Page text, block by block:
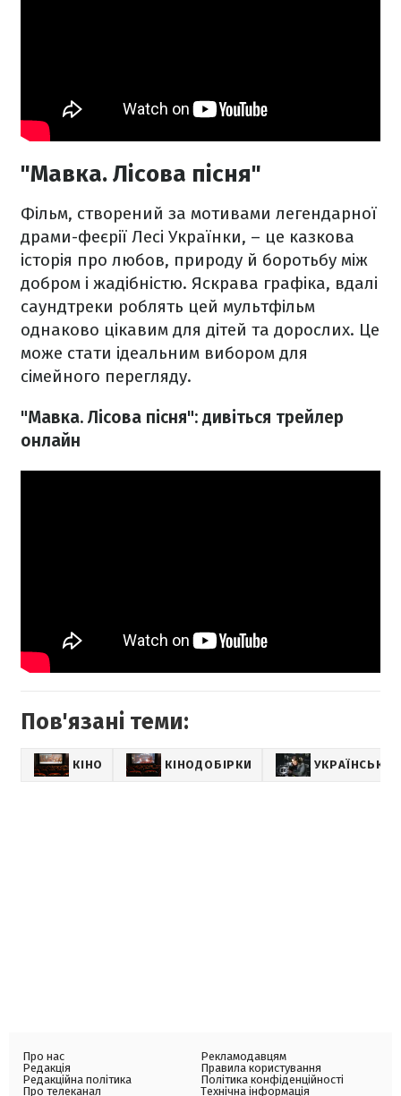
"Мавка. Лісова пісня"
Фільм, створений за мотивами легендарної
драми-феєрії Лесі Українки, – це казкова
історія про любов, природу й боротьбу між
добром і жадібністю. Яскрава графіка, вдалі
саундтреки роблять цей мультфільм
однаково цікавим для дітей та дорослих. Це
може стати ідеальним вибором для
сімейного перегляду.
"Мавка. Лісова пісня": дивіться трейлер
онлайн
Пов'язані теми:
КІНО КІНОДОБІРКИ УКРАЇНСЬКІ
Про нас
Редакція
Редакційна політика
Про телеканал
Рекламодавцям
Правила користування
Політика конфіденційності
Технічна інформація